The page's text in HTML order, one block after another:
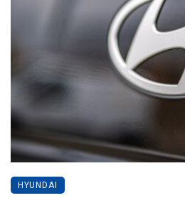
HYUNDAI